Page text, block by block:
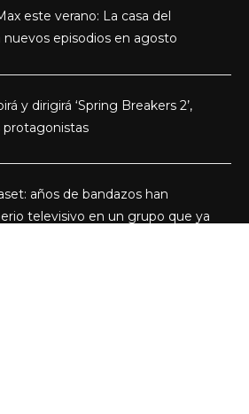
este verano: La casa del
nuevos episodios en agosto
y dirigirá ‘Spring Breakers 2’,
protagonistas
años de bandazos han
televisivo en un grupo que ya